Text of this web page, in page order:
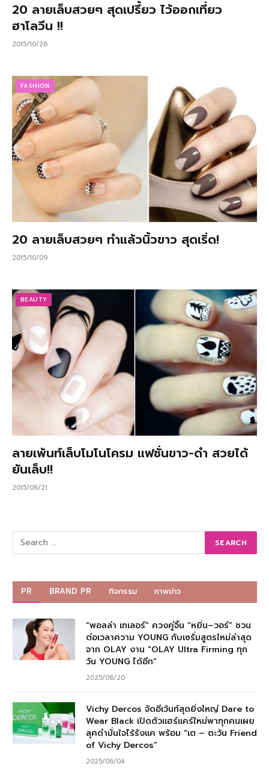
20 ลายเล็บสวยๆ สุดเปรี้ยว ไว้ออกเที่ยว
ฮาโลวีน !!
2015/10/26
FASHION
20 ลายเล็บสวยๆ ทำแล้วนิ้วขาว สุดเริ่ด!
2015/10/09
BEAUTY
ลายเพ้นท์เล็บโมโนโครม แฟชั่นขาว-ดำ สวยได้
ยันเล็บ!!
2015/08/21
PR BRAND PR กิจกรรม ภาพข่าว
“พอลล่า เทเลอร์” ควงคู่จิ้น “หยิ่น–วอร์” ชวน
ต่อเวลาความ YOUNG กับเซรั่มสูตรใหม่ล่าสุด
จาก OLAY งาน “OLAY Ultra Firming ทุก
วัน YOUNG ได้อีก”
2025/08/20
Vichy Dercos จัดอีเว้นท์สุดยิ่งใหญ่ Dare to
Wear Black เปิดตัวแฮร์แคร์ใหม่พาทุกคนเผย
ลุคดำมั่นใจไร้รังแค พร้อม “เต – ตะวัน Friend
of Vichy Dercos”
2025/06/04